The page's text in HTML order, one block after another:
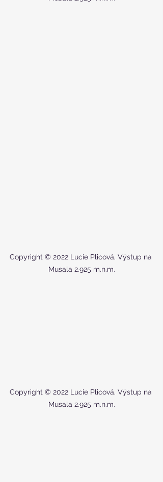
Copyright © 2022 Lucie Plicová, Výstup na
Musala 2.925 m.n.m.
Copyright © 2022 Lucie Plicová, Výstup na
Musala 2.925 m.n.m.